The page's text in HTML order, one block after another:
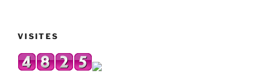
VISITES